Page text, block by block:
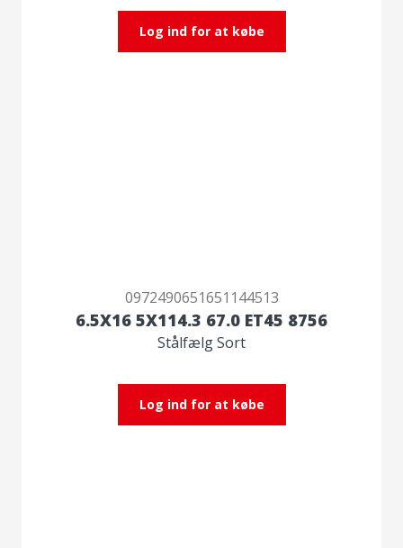
Log ind for at købe
0972490651651144513
6.5X16 5X114.3 67.0 ET45 8756
Stålfælg Sort
Log ind for at købe